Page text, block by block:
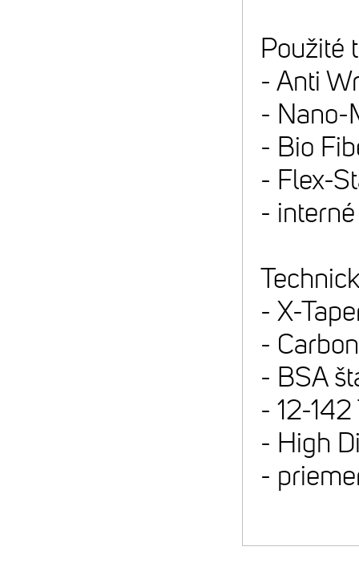
Použité
- Anti
- Nano-
- Bio
- Flex-
-
- X-
-
- BSA
- 12-
- High
-